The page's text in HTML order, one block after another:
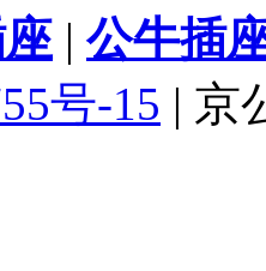
| 公牛插
号-15 | 京